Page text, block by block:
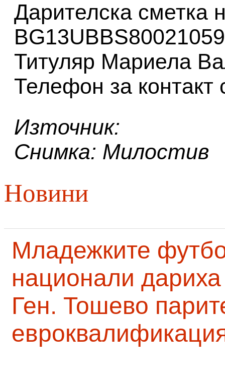
Дарителска
Титуляр Мариела
Телефон за
Източник:
Снимка: Милостив
Новини
Младежките
национали
Ген. Тошево